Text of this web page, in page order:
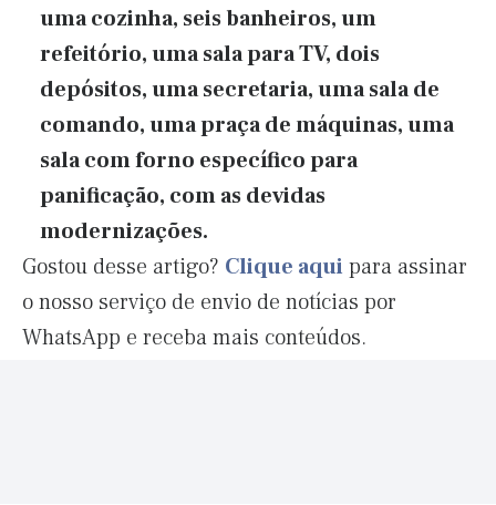
uma cozinha, seis banheiros, um
refeitório, uma sala para TV, dois
depósitos, uma secretaria, uma sala de
comando, uma praça de máquinas, uma
sala com forno específico para
panificação, com as devidas
modernizações.
Gostou desse artigo? Clique aqui para assinar
o nosso serviço de envio de notícias por
WhatsApp e receba mais conteúdos.